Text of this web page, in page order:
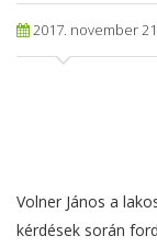
2017. november
Volner János a
kérdések során